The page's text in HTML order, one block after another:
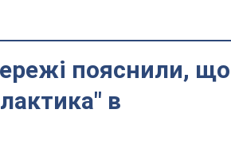
пояснили, що
в